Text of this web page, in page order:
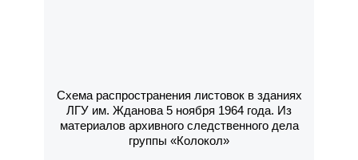
Схема распространения листовок в зданиях
ЛГУ им. Жданова 5 ноября 1964 года. Из
материалов архивного следственного дела
группы «Колокол»